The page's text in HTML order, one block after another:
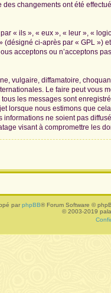
changements ont été
« ils », « eux », « leur », «
(désigné ci-après par « GPL »)
acceptons ou n’acceptons
vulgaire, diffamatoire,
Le faire peut vous
les messages sont
lorsque nous estimons que
ne soient pas
visant à compromettre les
par phpBB® Forum Software ©
© 2003-2019